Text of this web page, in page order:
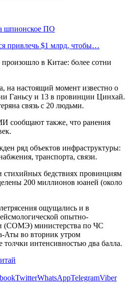
шпионское ПО
привлечь $1 млрд, чтобы…
на настоящий момент известно о
Ганьсу и 13 в провинции Цинхай.
связь с 20 людьми.
сообщают также, что ранения
ряд объектов инфраструктуры:
транспорта, связи.
бедствиях провинциям
200 миллионов юаней (около
ощущались и в
опытно-
(СОМЭ) министерства по ЧС
Аты во вторник утром
толчки интенсивностью два балла.
TwitterWhatsAppTelegramViber